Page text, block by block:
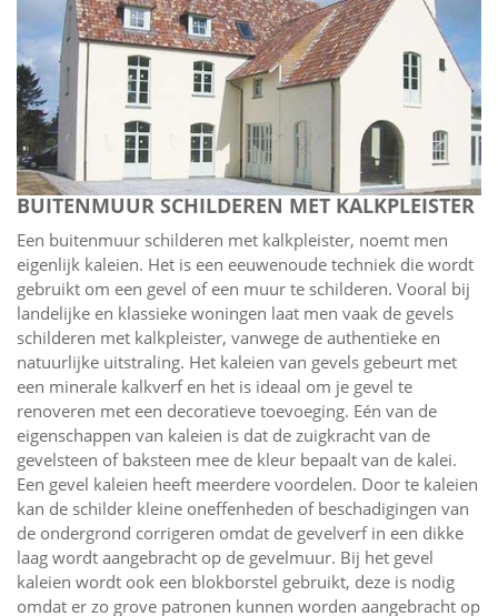
BUITENMUUR SCHILDEREN MET KALKPLEISTER
Een buitenmuur schilderen met kalkpleister, noemt men
eigenlijk kaleien. Het is een eeuwenoude techniek die wordt
gebruikt om een gevel of een muur te schilderen. Vooral bij
landelijke en klassieke woningen laat men vaak de gevels
schilderen met kalkpleister, vanwege de authentieke en
natuurlijke uitstraling. Het kaleien van gevels gebeurt met
een minerale kalkverf en het is ideaal om je gevel te
renoveren met een decoratieve toevoeging. Eén van de
eigenschappen van kaleien is dat de zuigkracht van de
gevelsteen of baksteen mee de kleur bepaalt van de kalei.
Een gevel kaleien heeft meerdere voordelen. Door te kaleien
kan de schilder kleine oneffenheden of beschadigingen van
de ondergrond corrigeren omdat de gevelverf in een dikke
laag wordt aangebracht op de gevelmuur. Bij het gevel
kaleien wordt ook een blokborstel gebruikt, deze is nodig
omdat er zo grove patronen kunnen worden aangebracht op